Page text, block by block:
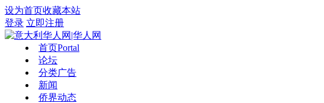
设为首页收藏本站
登录 立即注册
首页Portal
论坛
分类广告
新闻
侨界动态